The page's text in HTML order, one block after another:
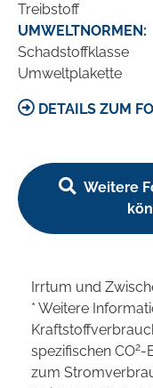
Treibstoff
UMWELTNORMEN:
Schadstoffklasse
Umweltplakette
DETAILS ZUM
Weitere
Irrtum und
* Weitere
spezifischen CO2-
zum